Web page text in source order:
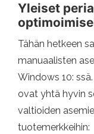
Yleiset
Tähän hetkeen
manuaalisten
Windows 10:
ovat yhtä hyvin
valtioiden
tuotemerkkeihin: